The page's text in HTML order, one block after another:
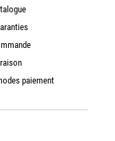
paiement